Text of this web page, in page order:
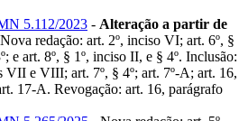
5.112/2023 - Alteração a partir de
redação: art. 2º, inciso VI; art. 6º, §
e art. 8º, § 1º, inciso II, e § 4º. Inclusão:
VII e VIII; art. 7º, § 4º; art. 7º-A; art. 16,
17-A. Revogação: art. 16, parágrafo